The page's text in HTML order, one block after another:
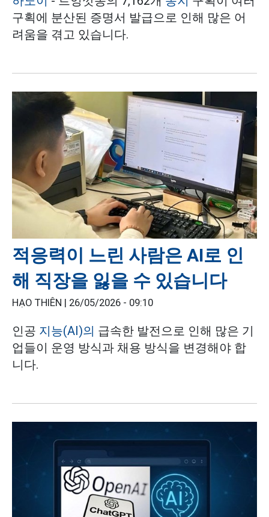
구획에 분산된 증명서 발급으로 인해 많은 어
려움을 겪고 있습니다.
적응력이 느린 사람은 AI로 인
해 직장을 잃을 수 있습니다
HẠO THIÊN | 26/05/2026 - 09:10
인공 지능(AI)의 급속한 발전으로 인해 많은 기
업들이 운영 방식과 채용 방식을 변경해야 합
니다.